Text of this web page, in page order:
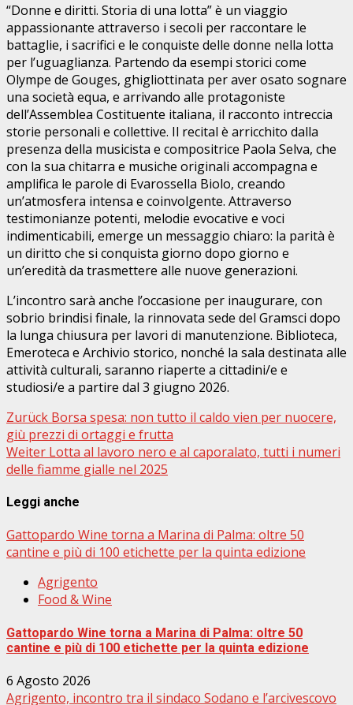
“Donne e diritti. Storia di una lotta” è un viaggio
appassionante attraverso i secoli per raccontare le
battaglie, i sacrifici e le conquiste delle donne nella lotta
per l’uguaglianza. Partendo da esempi storici come
Olympe de Gouges, ghigliottinata per aver osato sognare
una società equa, e arrivando alle protagoniste
dell’Assemblea Costituente italiana, il racconto intreccia
storie personali e collettive. Il recital è arricchito dalla
presenza della musicista e compositrice Paola Selva, che
con la sua chitarra e musiche originali accompagna e
amplifica le parole di Evarossella Biolo, creando
un’atmosfera intensa e coinvolgente. Attraverso
testimonianze potenti, melodie evocative e voci
indimenticabili, emerge un messaggio chiaro: la parità è
un diritto che si conquista giorno dopo giorno e
un’eredità da trasmettere alle nuove generazioni.
L’incontro sarà anche l’occasione per inaugurare, con
sobrio brindisi finale, la rinnovata sede del Gramsci dopo
la lunga chiusura per lavori di manutenzione. Biblioteca,
Emeroteca e Archivio storico, nonché la sala destinata alle
attività culturali, saranno riaperte a cittadini/e e
studiosi/e a partire dal 3 giugno 2026.
Beitragsnavigation
Zurück Borsa spesa: non tutto il caldo vien per nuocere,
giù prezzi di ortaggi e frutta
Weiter Lotta al lavoro nero e al caporalato, tutti i numeri
delle fiamme gialle nel 2025
Leggi anche
Gattopardo Wine torna a Marina di Palma: oltre 50
cantine e più di 100 etichette per la quinta edizione
Agrigento
Food & Wine
Gattopardo Wine torna a Marina di Palma: oltre 50
cantine e più di 100 etichette per la quinta edizione
6 Agosto 2026
Agrigento, incontro tra il sindaco Sodano e l’arcivescovo